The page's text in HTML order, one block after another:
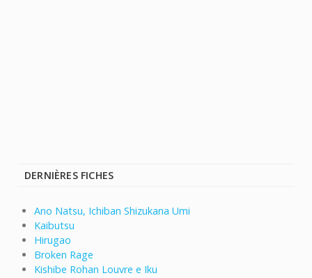
DERNIÈRES FICHES
Ano Natsu, Ichiban Shizukana Umi
Kaibutsu
Hirugao
Broken Rage
Kishibe Rohan Louvre e Iku